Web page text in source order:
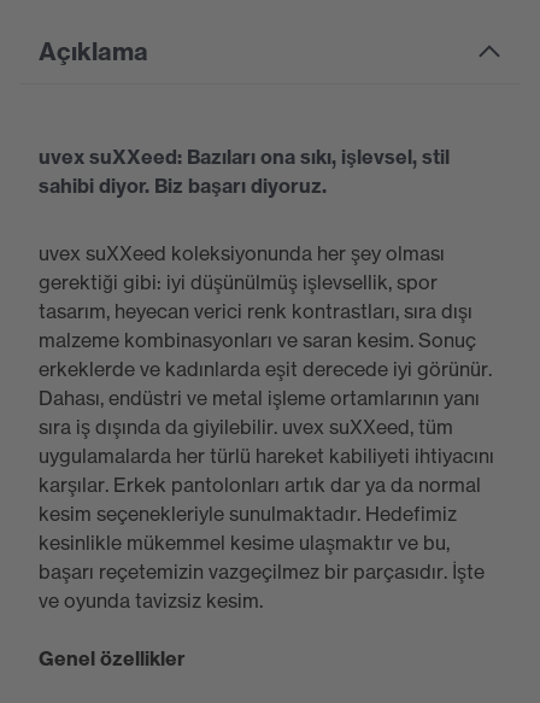
Açıklama
uvex suXXeed: Bazıları ona sıkı, işlevsel, stil
sahibi diyor. Biz başarı diyoruz.
uvex suXXeed koleksiyonunda her şey olması
gerektiği gibi: iyi düşünülmüş işlevsellik, spor
tasarım, heyecan verici renk kontrastları, sıra dışı
malzeme kombinasyonları ve saran kesim. Sonuç
erkeklerde ve kadınlarda eşit derecede iyi görünür.
Dahası, endüstri ve metal işleme ortamlarının yanı
sıra iş dışında da giyilebilir. uvex suXXeed, tüm
uygulamalarda her türlü hareket kabiliyeti ihtiyacını
karşılar. Erkek pantolonları artık dar ya da normal
kesim seçenekleriyle sunulmaktadır. Hedefimiz
kesinlikle mükemmel kesime ulaşmaktır ve bu,
başarı reçetemizin vazgeçilmez bir parçasıdır. İşte
ve oyunda tavizsiz kesim.
Genel özellikler